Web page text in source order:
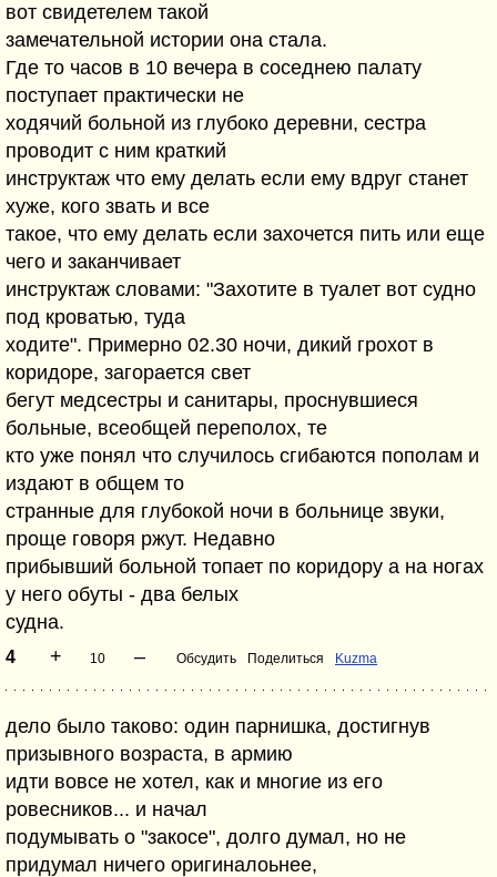
вот свидетелем такой
замечательной истории она стала.
Где то часов в 10 вечера в соседнею палату
поступает практически не
ходячий больной из глубоко деревни, сестра
проводит с ним краткий
инструктаж что ему делать если ему вдруг станет
хуже, кого звать и все
такое, что ему делать если захочется пить или еще
чего и заканчивает
инструктаж словами: "Захотите в туалет вот судно
под кроватью, туда
ходите". Примерно 02.30 ночи, дикий грохот в
коридоре, загорается свет
бегут медсестры и санитары, проснувшиеся
больные, всеобщей переполох, те
кто уже понял что случилось сгибаются пополам и
издают в общем то
странные для глубокой ночи в больнице звуки,
проще говоря ржут. Недавно
прибывший больной топает по коридору а на ногах
у него обуты - два белых
судна.
4 + 10 – Обсудить Поделиться Kuzma
дело было таково: один парнишка, достигнув
призывного возраста, в армию
идти вовсе не хотел, как и многие из его
ровесников... и начал
подумывать о "закосе", долго думал, но не
придумал ничего оригиналоьнее,